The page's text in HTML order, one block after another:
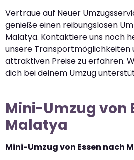
Vertraue auf Neuer
genieße einen reibungslosen
Malatya. Kontaktiere uns noch
unsere Transportmöglichkeiten
attraktiven Preise zu erfahren.
dich bei deinem Umzug
Mini-Umzug von
Malatya
Mini-Umzug von Essen nach